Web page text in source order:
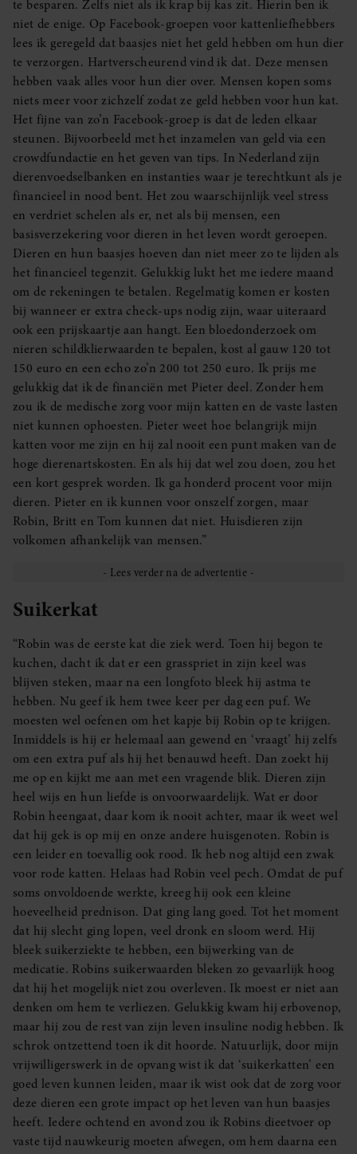
te besparen. Zelfs niet als ik krap bij kas zit. Hierin ben ik
niet de enige. Op Facebook-groepen voor kattenliefhebbers
lees ik geregeld dat baasjes niet het geld hebben om hun dier
te verzorgen. Hartverscheurend vind ik dat. Deze mensen
hebben vaak alles voor hun dier over. Mensen kopen soms
niets meer voor zichzelf zodat ze geld hebben voor hun kat.
Het fijne van zo’n Facebook-groep is dat de leden elkaar
steunen. Bijvoorbeeld met het inzamelen van geld via een
crowdfundactie en het geven van tips. In Nederland zijn
dierenvoedselbanken en instanties waar je terechtkunt als je
financieel in nood bent. Het zou waarschijnlijk veel stress
en verdriet schelen als er, net als bij mensen, een
basisverzekering voor dieren in het leven wordt geroepen.
Dieren en hun baasjes hoeven dan niet meer zo te lijden als
het financieel tegenzit. Gelukkig lukt het me iedere maand
om de rekeningen te betalen. Regelmatig komen er kosten
bij wanneer er extra check-ups nodig zijn, waar uiteraard
ook een prijskaartje aan hangt. Een bloedonderzoek om
nieren schildklierwaarden te bepalen, kost al gauw 120 tot
150 euro en een echo zo’n 200 tot 250 euro. Ik prijs me
gelukkig dat ik de financiën met Pieter deel. Zonder hem
zou ik de medische zorg voor mijn katten en de vaste lasten
niet kunnen ophoesten. Pieter weet hoe belangrijk mijn
katten voor me zijn en hij zal nooit een punt maken van de
hoge dierenartskosten. En als hij dat wel zou doen, zou het
een kort gesprek worden. Ik ga honderd procent voor mijn
dieren. Pieter en ik kunnen voor onszelf zorgen, maar
Robin, Britt en Tom kunnen dat niet. Huisdieren zijn
volkomen afhankelijk van mensen.”
Suikerkat
“Robin was de eerste kat die ziek werd. Toen hij begon te
kuchen, dacht ik dat er een grasspriet in zijn keel was
blijven steken, maar na een longfoto bleek hij astma te
hebben. Nu geef ik hem twee keer per dag een puf. We
moesten wel oefenen om het kapje bij Robin op te krijgen.
Inmiddels is hij er helemaal aan gewend en ‘vraagt’ hij zelfs
om een extra puf als hij het benauwd heeft. Dan zoekt hij
me op en kijkt me aan met een vragende blik. Dieren zijn
heel wijs en hun liefde is onvoorwaardelijk. Wat er door
Robin heengaat, daar kom ik nooit achter, maar ik weet wel
dat hij gek is op mij en onze andere huisgenoten. Robin is
een leider en toevallig ook rood. Ik heb nog altijd een zwak
voor rode katten. Helaas had Robin veel pech. Omdat de puf
soms onvoldoende werkte, kreeg hij ook een kleine
hoeveelheid prednison. Dat ging lang goed. Tot het moment
dat hij slecht ging lopen, veel dronk en sloom werd. Hij
bleek suikerziekte te hebben, een bijwerking van de
medicatie. Robins suikerwaarden bleken zo gevaarlijk hoog
dat hij het mogelijk niet zou overleven. Ik moest er niet aan
denken om hem te verliezen. Gelukkig kwam hij erbovenop,
maar hij zou de rest van zijn leven insuline nodig hebben. Ik
schrok ontzettend toen ik dit hoorde. Natuurlijk, door mijn
vrijwilligerswerk in de opvang wist ik dat ‘suikerkatten’ een
goed leven kunnen leiden, maar ik wist ook dat de zorg voor
deze dieren een grote impact op het leven van hun baasjes
heeft. Iedere ochtend en avond zou ik Robins dieetvoer op
vaste tijd nauwkeurig moeten afwegen, om hem daarna een